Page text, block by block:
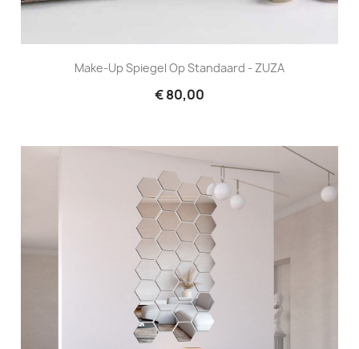
Make-Up Spiegel Op Standaard - ZUZA
€ 80,00